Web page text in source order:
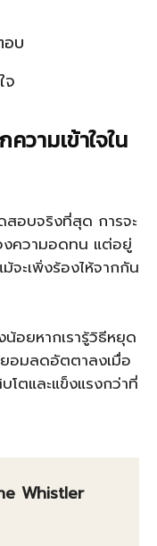
อบ
จ
วามเข้าใจใน
สอบจริงที่สุด การจะ
งความอดทน แต่อยู่
จะเพิ่งร้องไห้จากกัน
น้อยหากเรารู้วิธีหยุด
อมลดอัตตาลงเมื่อ
ตและแข็งแรงกว่าที่
Whistler